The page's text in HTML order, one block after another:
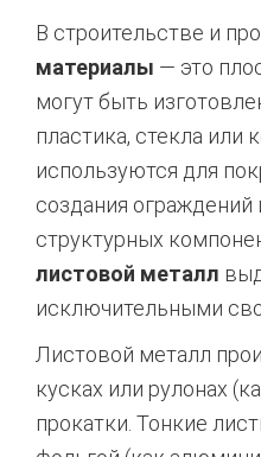
В строительстве и
материалы — это
могут быть
пластика, стекла или
используются для
создания
структурных
листовой металл
исключительными
Листовой металл
кусках или рулонах
прокатки. Тонкие